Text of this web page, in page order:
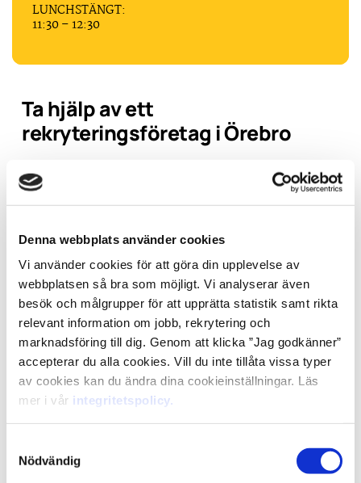
Denna webbplats använder cookies
Vi använder cookies för att göra din upplevelse av
webbplatsen så bra som möjligt. Vi analyserar även
besök och målgrupper för att upprätta statistik samt rikta
relevant information om jobb, rekrytering och
marknadsföring till dig. Genom att klicka ”Jag godkänner”
accepterar du alla cookies. Vill du inte tillåta vissa typer
av cookies kan du ändra dina cookieinställningar. Läs
mer i vår integritetspolicy.
Nödvändig
LUNCHSTÄNGT:
11:30 – 12:30
Ta hjälp av ett
rekryteringsföretag i Örebro
Framtiden strävar alltid mot att uppnå 100% nöjda
kunder och konsulter och att utvecklas som
rekryteringsföretag. Örebro är en stad med stor
vårt kontor genom korta beslutsvägar och stort utrymme
för engagemang. Vårt mål är att hjälpa dig hitta rätt
individ för ert företag inom Tech och Business.